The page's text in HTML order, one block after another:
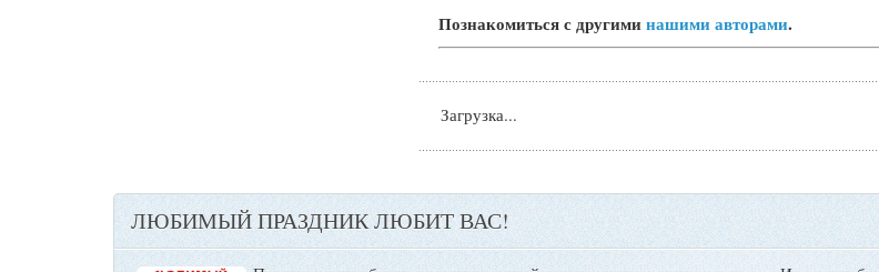
Познакомиться с другиминашими авторами.
Загрузка...
ЛЮБИМЫЙ ПРАЗДНИК ЛЮБИТ ВАС!